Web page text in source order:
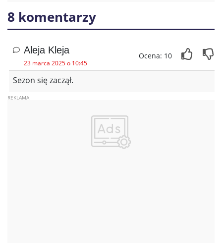
8 komentarzy
Aleja Kleja
23 marca 2025 o 10:45
Ocena: 10
Sezon się zaczął.